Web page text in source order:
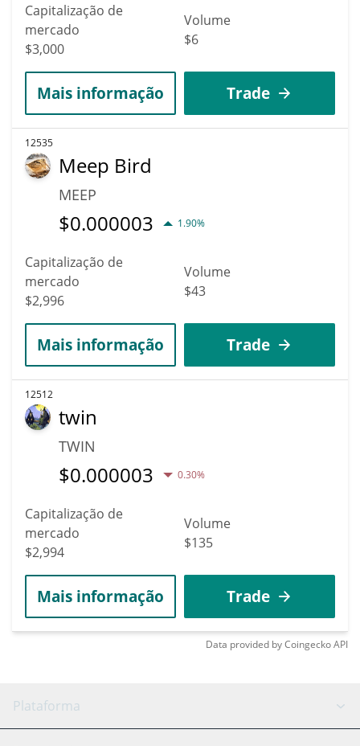
Capitalização de
mercado
$3,000
Volume
$6
Mais informação Trade
12535
Meep Bird
MEEP
$0.000003 1.90%
Capitalização de
mercado
$2,996
Volume
$43
Mais informação Trade
12512
twin
TWIN
$0.000003 0.30%
Capitalização de
mercado
$2,994
Volume
$135
Mais informação Trade
Data provided byCoingeckoAPI
Plataforma